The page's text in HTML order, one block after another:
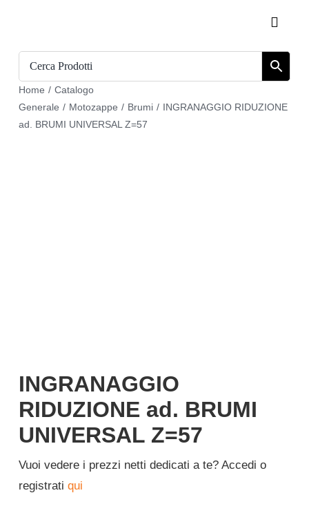
contenuto
Toggle
Catalogo
Home / Catalogo
Generale / Motozappe / Brumi / INGRANAGGIO RIDUZIONE
ad. BRUMI UNIVERSAL Z=57
INGRANAGGIO
RIDUZIONE ad. BRUMI
UNIVERSAL Z=57
Vuoi vedere i prezzi netti dedicati a te? Accedi o
registrati qui